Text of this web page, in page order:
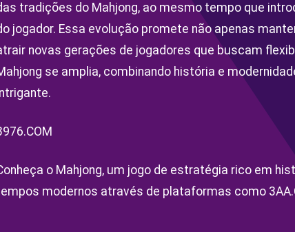
tradições do Mahjong, ao mesmo tempo que
jogador. Essa evolução promete não apenas
novas gerações de jogadores que buscam
se amplia, combinando história e
o Mahjong, um jogo de estratégia rico em
modernos através de plataformas como